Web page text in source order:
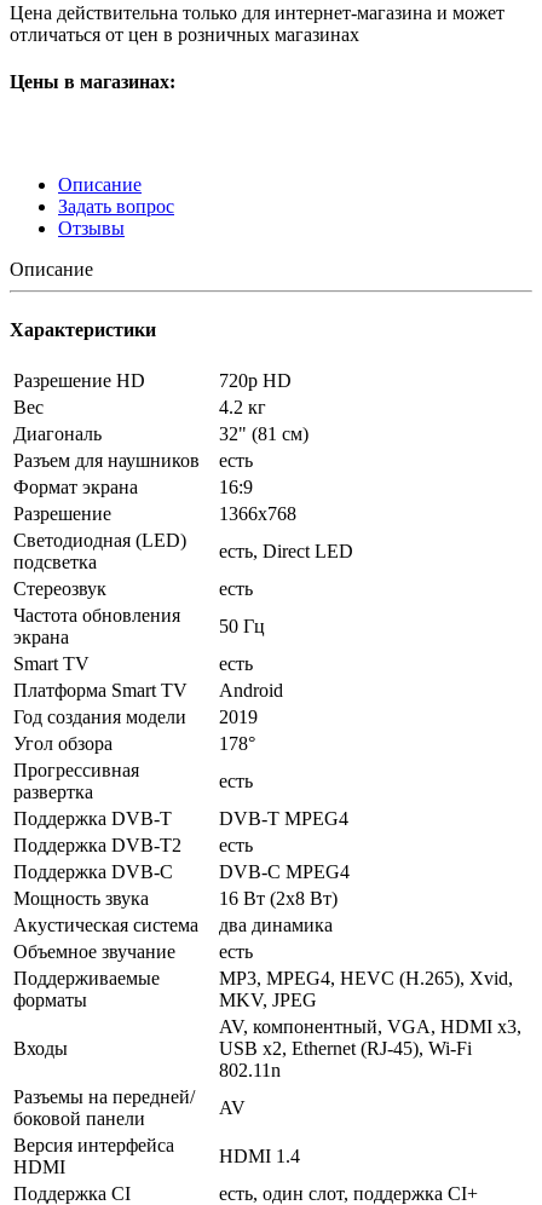
Цена действительна только для интернет-магазина и может
отличаться от цен в розничных магазинах
Цены в магазинах:
Описание
Задать вопрос
Отзывы
Описание
Характеристики
Разрешение HD
720p HD
Вес
4.2 кг
Диагональ
32" (81 см)
Разъем для наушников
есть
Формат экрана
16:9
Разрешение
1366x768
Светодиодная (LED)
подсветка
есть, Direct LED
Стереозвук
есть
Частота обновления
экрана
50 Гц
Smart TV
есть
Платформа Smart TV
Android
Год создания модели
2019
Угол обзора
178°
Прогрессивная
развертка
есть
Поддержка DVB-T
DVB-T MPEG4
Поддержка DVB-T2
есть
Поддержка DVB-C
DVB-C MPEG4
Мощность звука
16 Вт (2х8 Вт)
Акустическая система
два динамика
Объемное звучание
есть
Поддерживаемые
форматы
MP3, MPEG4, HEVC (H.265), Xvid,
MKV, JPEG
Входы
AV, компонентный, VGA, HDMI x3,
USB x2, Ethernet (RJ-45), Wi-Fi
802.11n
Разъемы на передней/
боковой панели
AV
Версия интерфейса
HDMI
HDMI 1.4
Поддержка CI
есть, один слот, поддержка CI+